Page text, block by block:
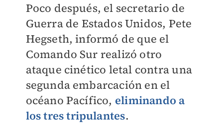
Poco después, el secretario de
Guerra de Estados Unidos, Pete
Hegseth, informó de que el
Comando Sur realizó otro
ataque cinético letal contra una
segunda embarcación en el
océano Pacífico, eliminando a
los tres tripulantes.